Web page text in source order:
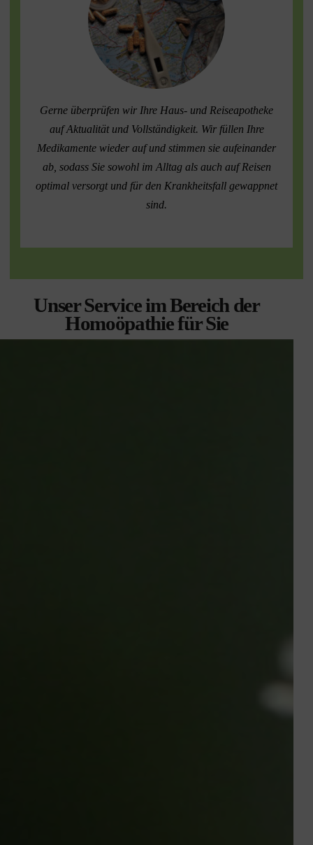
Gerne überprüfen wir Ihre Haus- und Reiseapotheke
auf Aktualität und Vollständigkeit. Wir füllen Ihre
Medikamente wieder auf und stimmen sie aufeinander
ab, sodass Sie sowohl im Alltag als auch auf Reisen
optimal versorgt und für den Krankheitsfall gewappnet
sind.
Unser Service im Bereich der
Homoöpathie für Sie